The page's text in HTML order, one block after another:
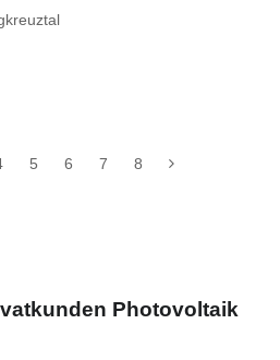
5 6 7 8
Photovoltaik